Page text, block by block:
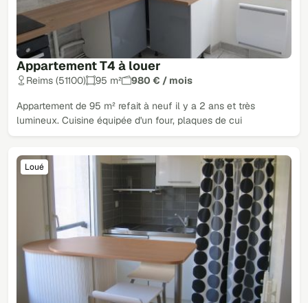
Appartement T4 à louer
Reims (51100) 95 m² 980 € / mois
Appartement de 95 m² refait à neuf il y a 2 ans et très
lumineux. Cuisine équipée d'un four, plaques de cui
Loué